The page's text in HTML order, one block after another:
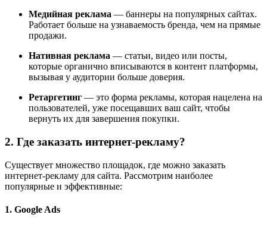
Медийная реклама — баннеры на популярных сайтах.
Работает больше на узнаваемость бренда, чем на прямые
продажи.
Нативная реклама — статьи, видео или посты,
которые органично вписываются в контент платформы,
вызывая у аудитории больше доверия.
Ретаргетинг — это форма рекламы, которая нацелена на
пользователей, уже посещавших ваш сайт, чтобы
вернуть их для завершения покупки.
2. Где заказать интернет-рекламу?
Существует множество площадок, где можно заказать
интернет-рекламу для сайта. Рассмотрим наиболее
популярные и эффективные:
1. Google Ads